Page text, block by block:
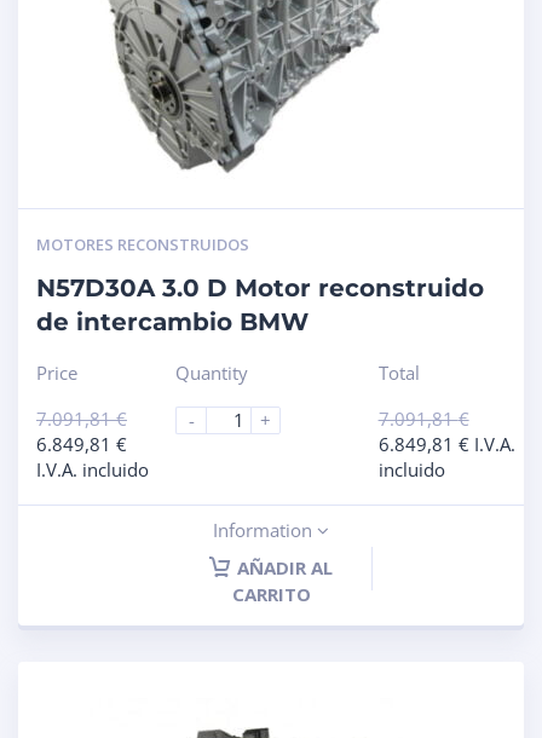
MOTORES RECONSTRUIDOS
N57D30A 3.0 D Motor reconstruido
de intercambio BMW
Price
7.091,81€
6.849,81 €
I.V.A. incluido
Quantity
-
+
Total
7.091,81€
6.849,81 € I.V.A.
incluido
Information
AÑADIR AL
CARRITO